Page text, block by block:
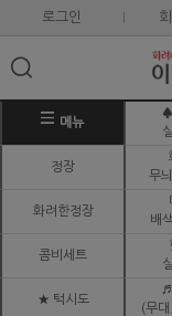
로그인
메뉴
정장
무
화려한정장
배
콤비세트
★ 턱시도
♬
(무